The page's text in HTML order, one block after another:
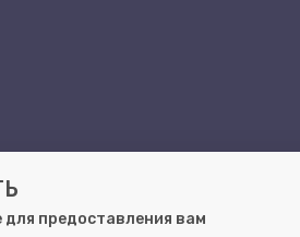
предоставления вам